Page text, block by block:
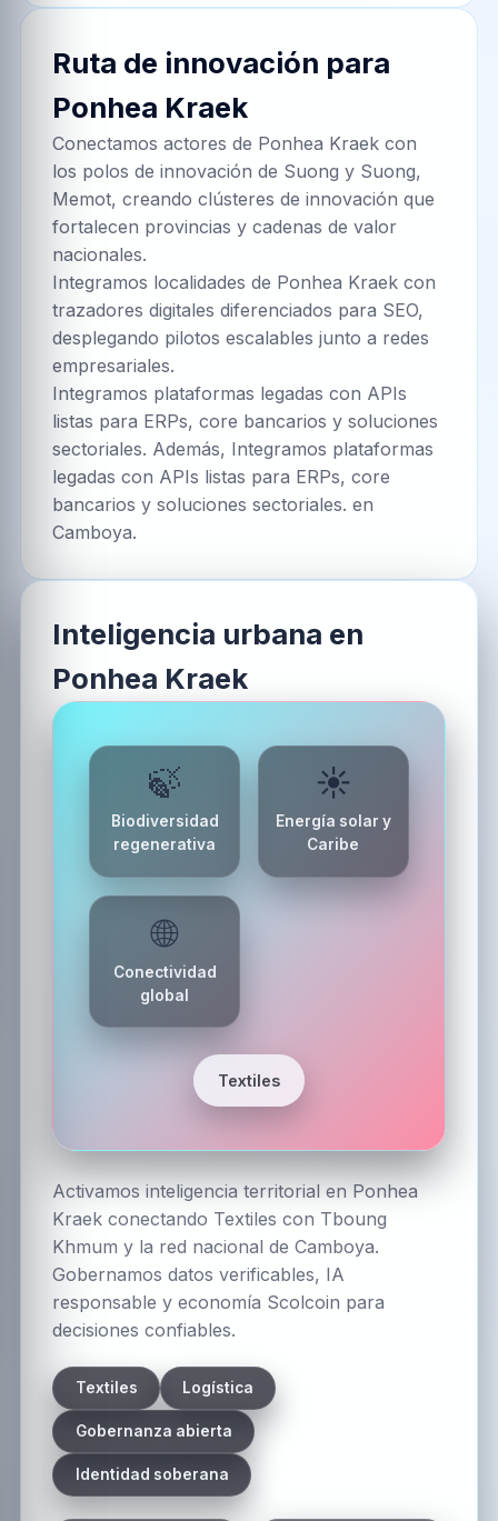
Ruta de innovación para
Ponhea Kraek
Conectamos actores de Ponhea Kraek con
los polos de innovación de Suong y Suong,
Memot, creando clústeres de innovación que
fortalecen provincias y cadenas de valor
nacionales.
Integramos localidades de Ponhea Kraek con
trazadores digitales diferenciados para SEO,
desplegando pilotos escalables junto a redes
empresariales.
Integramos plataformas legadas con APIs
listas para ERPs, core bancarios y soluciones
sectoriales. Además, Integramos plataformas
legadas con APIs listas para ERPs, core
bancarios y soluciones sectoriales. en
Camboya.
Inteligencia urbana en
Ponhea Kraek
🍃
Biodiversidad
regenerativa
☀️
Energía solar y
Caribe
🌐
Conectividad
global
Textiles
Activamos inteligencia territorial en Ponhea
Kraek conectando Textiles con Tboung
Khmum y la red nacional de Camboya.
Gobernamos datos verificables, IA
responsable y economía Scolcoin para
decisiones confiables.
Textiles Logística
Gobernanza abierta
Identidad soberana